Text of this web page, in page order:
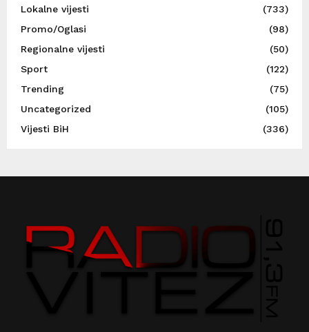
Lokalne vijesti
(733)
Promo/Oglasi
(98)
Regionalne vijesti
(50)
Sport
(122)
Trending
(75)
Uncategorized
(105)
Vijesti BiH
(336)